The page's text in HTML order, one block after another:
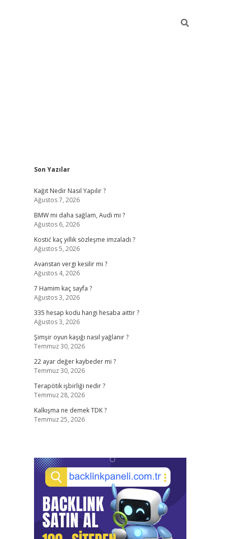
Sidebar
Son Yazılar
Kağıt Nedir Nasıl Yapılır ?
Ağustos 7, 2026
BMW mi daha sağlam, Audi mi ?
Ağustos 6, 2026
Kostić kaç yıllık sözleşme imzaladı ?
Ağustos 5, 2026
Avanstan vergi kesilir mi ?
Ağustos 4, 2026
7 Hamim kaç sayfa ?
Ağustos 3, 2026
335 hesap kodu hangi hesaba aittir ?
Ağustos 3, 2026
Şimşir oyun kaşığı nasıl yağlanır ?
Temmuz 30, 2026
22 ayar değer kaybeder mi ?
Temmuz 30, 2026
Terapötik işbirliği nedir ?
Temmuz 28, 2026
Kalkışma ne demek TDK ?
Temmuz 25, 2026